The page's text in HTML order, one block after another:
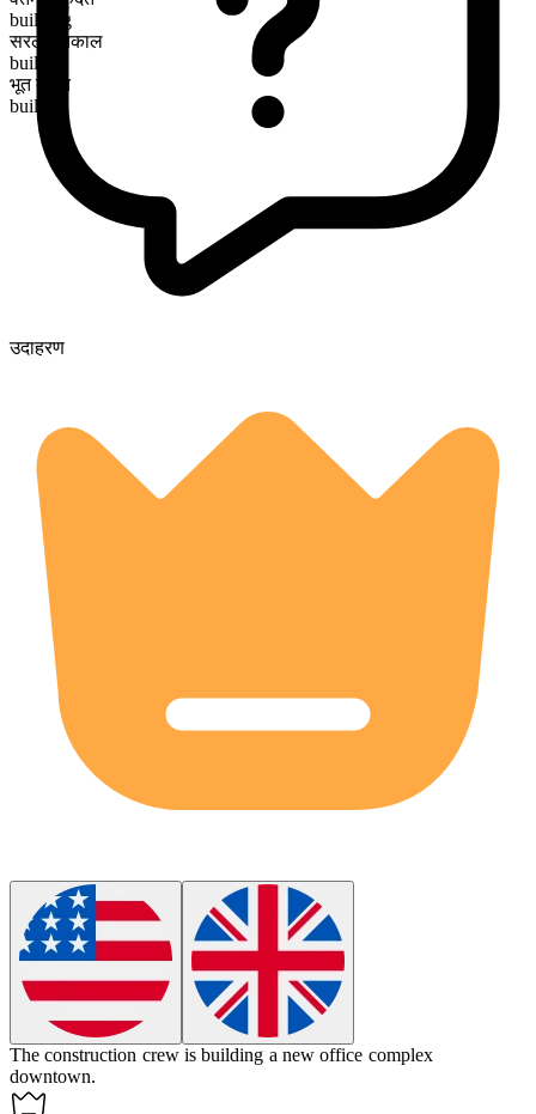
building
सरल भूतकाल
built
भूत कृदंत
built
उदाहरण
The construction crew isbuilding a new office complex
downtown.